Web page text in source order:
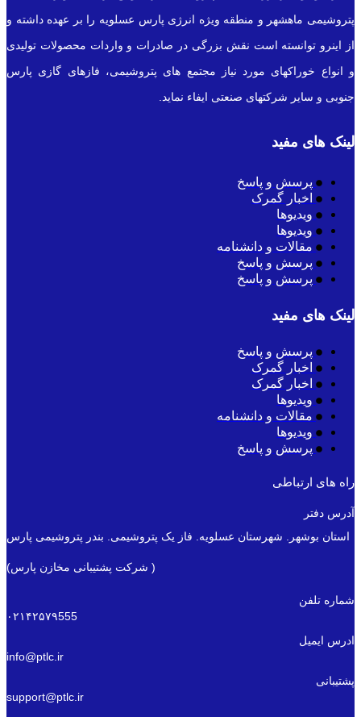
پتروشیمی ماهشهر و منطقه ویژه انرژی پارس عسلویه را بر عهده داشته و
از اینرو توانسته است نقش بزرگی در صادرات و واردات محصولات تولیدی
و انواع خوراکهای مورد نیاز مجتمع های پتروشیمی، فازهای گازی پارس
جنوبی و سایر شرکتهای صنعتی ایفاء نماید.
لینک های مفید
پرسش و پاسخ
اخبار گمرک
ویدیوها
ویدیوها
مقالات و دانشنامه
پرسش و پاسخ
پرسش و پاسخ
لینک های مفید
پرسش و پاسخ
اخبار گمرک
اخبار گمرک
ویدیوها
مقالات و دانشنامه
ویدیوها
پرسش و پاسخ
راه های ارتباطی
آدرس دفتر
استان بوشهر. شهرستان عسلویه. فاز یک پتروشیمی. بندر پتروشیمی پارس
( شرکت پشتیبانی مخازن پارس)
شماره تلفن
۰۲۱۴۲۵۷۹555
ادرس ایمیل
info@ptlc.ir
پشتیبانی
support@ptlc.ir